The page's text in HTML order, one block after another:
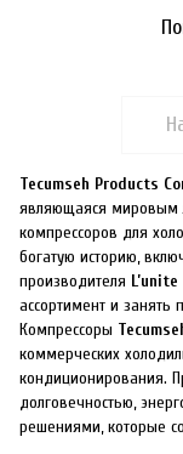
Tecumseh Products
являющаяся мировым
компрессоров для
богатую историю,
производителя
ассортимент и
Компрессоры
коммерческих
кондиционирования.
долговечностью,
решениями, которые